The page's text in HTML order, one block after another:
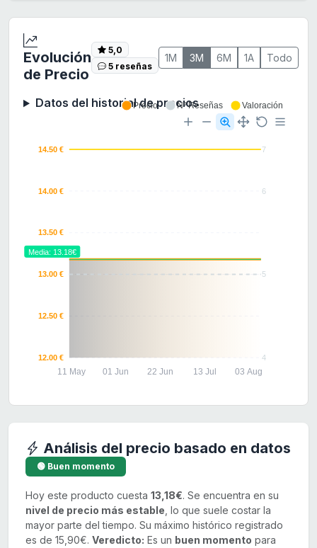
Evolución
de Precio
5,0
5 reseñas
1M 3M 6M 1A Todo
Datos del historial de precios
7
6
5
4
14.50 €
14.00 €
13.50 €
13.00 €
12.50 €
12.00 €
11 May 01 Jun 22 Jun 13 Jul 03 Aug
Media: 13.18€
Precio Nº Reseñas Valoración
Análisis del precio basado en datos
🟢 Buen momento
Hoy este producto cuesta 13,18€. Se encuentra en su
nivel de precio más estable , lo que suele costar la
mayor parte del tiempo. Su máximo histórico registrado
es de 15,90€. Veredicto: Es un buen momento para